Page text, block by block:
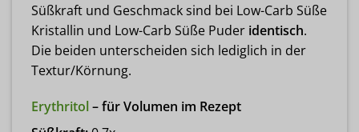
Süßkraft und Geschmack sind bei Low-Carb Süße
Kristallin und Low-Carb Süße Puder identisch.
Die beiden unterscheiden sich lediglich in der
Textur/Körnung.
Erythritol– für Volumen im Rezept